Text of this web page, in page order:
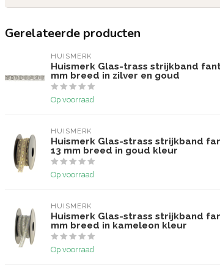
Gerelateerde producten
HUISMERK
Huismerk Glas-trass strijkband
mm breed in zilver en goud
Op voorraad
HUISMERK
Huismerk Glas-strass strijkband
13 mm breed in goud kleur
Op voorraad
HUISMERK
Huismerk Glas-strass strijkband
mm breed in kameleon kleur
Op voorraad